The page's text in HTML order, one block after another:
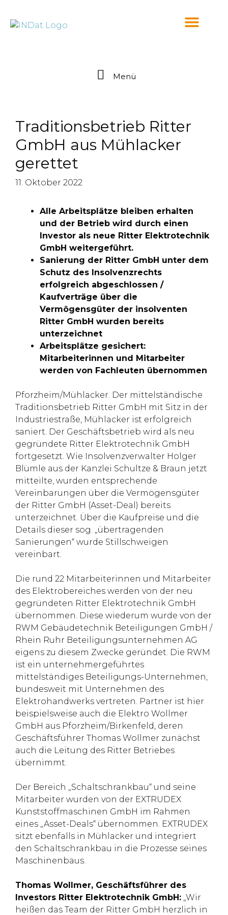
Menü
Traditionsbetrieb Ritter
GmbH aus Mühlacker
gerettet
11. Oktober 2022
Alle Arbeitsplätze bleiben erhalten
und der Betrieb wird durch einen
Investor als neue Ritter Elektrotechnik
GmbH weitergeführt.
Sanierung der Ritter GmbH unter dem
Schutz des Insolvenzrechts
erfolgreich abgeschlossen /
Kaufverträge über die
Vermögensgüter der insolventen
Ritter GmbH wurden bereits
unterzeichnet
Arbeitsplätze gesichert:
Mitarbeiterinnen und Mitarbeiter
werden von Fachleuten übernommen
Pforzheim/Mühlacker. Der mittelständische
Traditionsbetrieb Ritter GmbH mit Sitz in der
Industriestraße, Mühlacker ist erfolgreich
saniert. Der Geschäftsbetrieb wird als neu
gegründete Ritter Elektrotechnik GmbH
fortgesetzt. Wie Insolvenzverwalter Holger
Blümle aus der Kanzlei Schultze & Braun jetzt
mitteilte, wurden entsprechende
Vereinbarungen über die Vermögensgüter
der Ritter GmbH (Asset-Deal) bereits
unterzeichnet. Über die Kaufpreise und die
Details dieser sog. „übertragenden
Sanierungen“ wurde Stillschweigen
vereinbart.
Die rund 22 Mitarbeiterinnen und Mitarbeiter
des Elektrobereiches werden von der neu
gegründeten Ritter Elektrotechnik GmbH
übernommen. Diese wiederum wurde von der
RWM Gebäudetechnik Beteiligungen GmbH /
Rhein Ruhr Beteiligungsunternehmen AG
eigens zu diesem Zwecke geründet. Die RWM
ist ein unternehmergeführtes
mittelständiges Beteiligungs-Unternehmen,
bundesweit mit Unternehmen des
Elektrohandwerks vertreten. Partner ist hier
beispielsweise auch die Elektro Wollmer
GmbH aus Pforzheim/Birkenfeld, deren
Geschäftsführer Thomas Wollmer zunächst
auch die Leitung des Ritter Betriebes
übernimmt.
Der Bereich „Schaltschrankbau“ und seine
Mitarbeiter wurden von der EXTRUDEX
Kunststoffmaschinen GmbH im Rahmen
eines „Asset-Deals“ übernommen. EXTRUDEX
sitzt ebenfalls in Mühlacker und integriert
den Schaltschrankbau in die Prozesse seines
Maschinenbaus.
Thomas Wollmer, Geschäftsführer des
Investors Ritter Elektrotechnik GmbH: „Wir
heißen das Team der Ritter GmbH herzlich in